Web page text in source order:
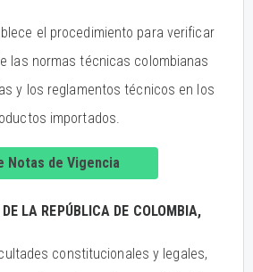
el procedimiento para verificar
las normas técnicas colombianas
y los reglamentos técnicos en los
importados.
Notas de Vigencia
LA REPÚBLICA DE COLOMBIA,
constitucionales y legales,